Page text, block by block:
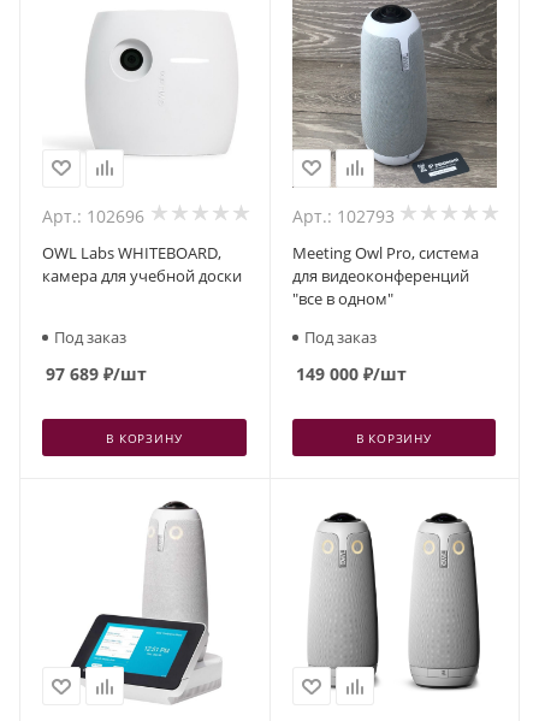
Арт.: 102696
OWL Labs WHITEBOARD,
камера для учебной доски
Под заказ
97 689 ₽/шт
В КОРЗИНУ
Арт.: 102793
Meeting Owl Pro, система
для видеоконференций
"все в одном"
Под заказ
149 000₽/шт
В КОРЗИНУ